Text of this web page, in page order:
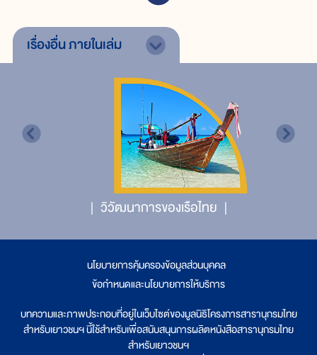
เรื่องอื่นภายในเล่ม
วิวัฒนาการของเรือไทย
นโยบายการคุ้มครองข้อมูลส่วนบุคคล
ข้อกำหนดและนโยบายการให้บริการ
บทความและภาพประกอบที่อยู่ในเว็บไซต์ของมูลนิธิโครงการสารานุกรมไทย
สำหรับเยาวชนฯ นี้ใช้สำหรับเพื่อสนับสนุนการผลิตหนังสือสารานุกรมไทย
สำหรับเยาวชนฯ